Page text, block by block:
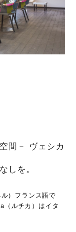
間－ ヴェシカ
しを。
）フランス語で
（ルチカ）はイタ